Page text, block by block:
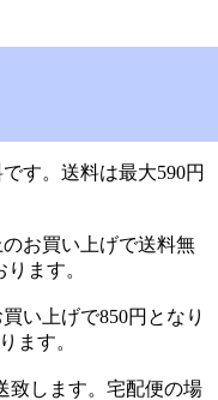
す。送料は最大590円
お買い上げで送料無
ます。
い上げで850円となり
ます。
致します。宅配便の場